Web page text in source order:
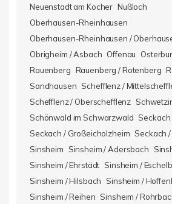
Neuenstadt am Kocher Nußloch
Oberhausen-Rheinhausen
Oberhausen-Rheinhausen /
Obrigheim / Asbach Offenau
Rauenberg Rauenberg / Rotenberg
Sandhausen Schefflenz /
Schefflenz / Oberschefflenz
Schönwald im Schwarzwald Seckach
Seckach / Großeicholzheim Seckach
Sinsheim
Sinsheim / Adersbach
Sinsheim / Ehrstädt Sinsheim /
Sinsheim / Hilsbach
Sinsheim /
Sinsheim / Reihen Sinsheim /